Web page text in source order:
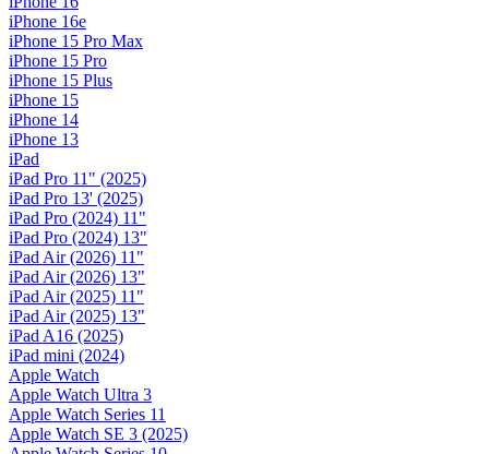
iPhone 16e
iPhone 15 Pro Max
iPhone 15 Pro
iPhone 15 Plus
iPhone 15
iPhone 14
iPhone 13
iPad
iPad Pro 11" (2025)
iPad Pro 13' (2025)
iPad Pro (2024) 11"
iPad Pro (2024) 13"
iPad Air (2026) 11"
iPad Air (2026) 13"
iPad Air (2025) 11"
iPad Air (2025) 13"
iPad A16 (2025)
iPad mini (2024)
Apple Watch
Apple Watch Ultra 3
Apple Watch Series 11
Apple Watch SE 3 (2025)